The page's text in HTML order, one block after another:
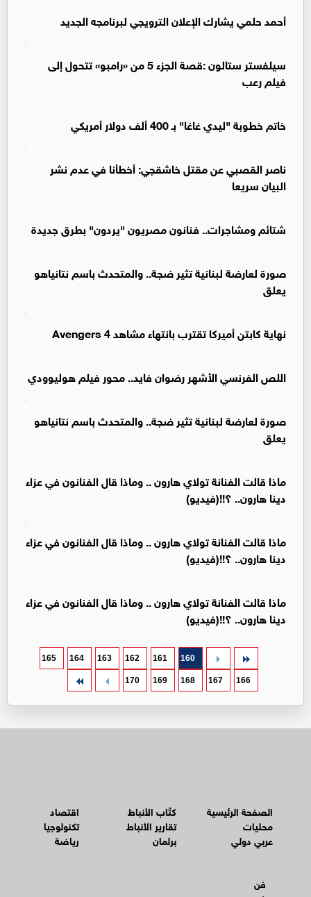
أحمد حلمي يشارك الإعلان الترويجي لبرنامجه الجديد
سيلفستر ستالون :قصة الجزء 5 من «رامبو» تتحول إلى
فيلم رعب
خاتم خطوبة "ليدي غاغا" بـ 400 ألف دولار أمريكي
ناصر القصبي عن مقتل خاشقجي: أخطأنا في عدم نشر
البيان سريعا
شتائم ومشاجرات.. فنانون مصريون "يردون" بطرق جديدة
صورة لعارضة لبنانية تثير ضجة.. والمتحدث باسم نتانياهو
يعلق
نهاية كابتن أميركا تقترب بانتهاء مشاهد Avengers 4
اللص الفرنسي الأشهر رضوان فايد.. محور فيلم هوليوودي
صورة لعارضة لبنانية تثير ضجة.. والمتحدث باسم نتانياهو
يعلق
ماذا قالت الفنانة تولاي هارون .. وماذا قال الفنانون في عزاء
دينا هارون.. ؟!!(فيديو)
ماذا قالت الفنانة تولاي هارون .. وماذا قال الفنانون في عزاء
دينا هارون.. ؟!!(فيديو)
ماذا قالت الفنانة تولاي هارون .. وماذا قال الفنانون في عزاء
دينا هارون.. ؟!!(فيديو)
160
161
162
163
164
165
166
167
168
169
170
الصفحة الرئيسية
محليات
عربي دولي
كتّاب الأنباط
تقارير الأنباط
برلمان
اقتصاد
تكنولوجيا
رياضة
فن